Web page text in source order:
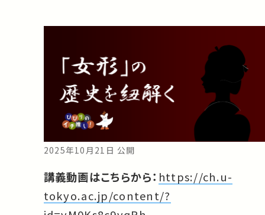
2025年10月21日 公開
講義動画はこちらから： https://ch.u-
tokyo.ac.jp/content/?